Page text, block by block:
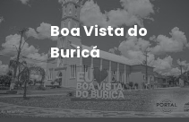
Boa Vista do
Buricá